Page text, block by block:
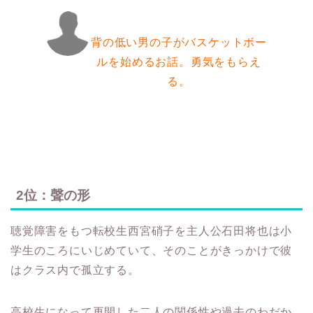
背の低い男の子がバスケットボー
ルを始めるお話。勇気をもらえ
る。
2位：聲の形
聴覚障害をもつ転校生西宮硝子を主人公石田将也は小
学生のころにいじめていて、そのことがきっかけで彼
はクラス内で孤立する。